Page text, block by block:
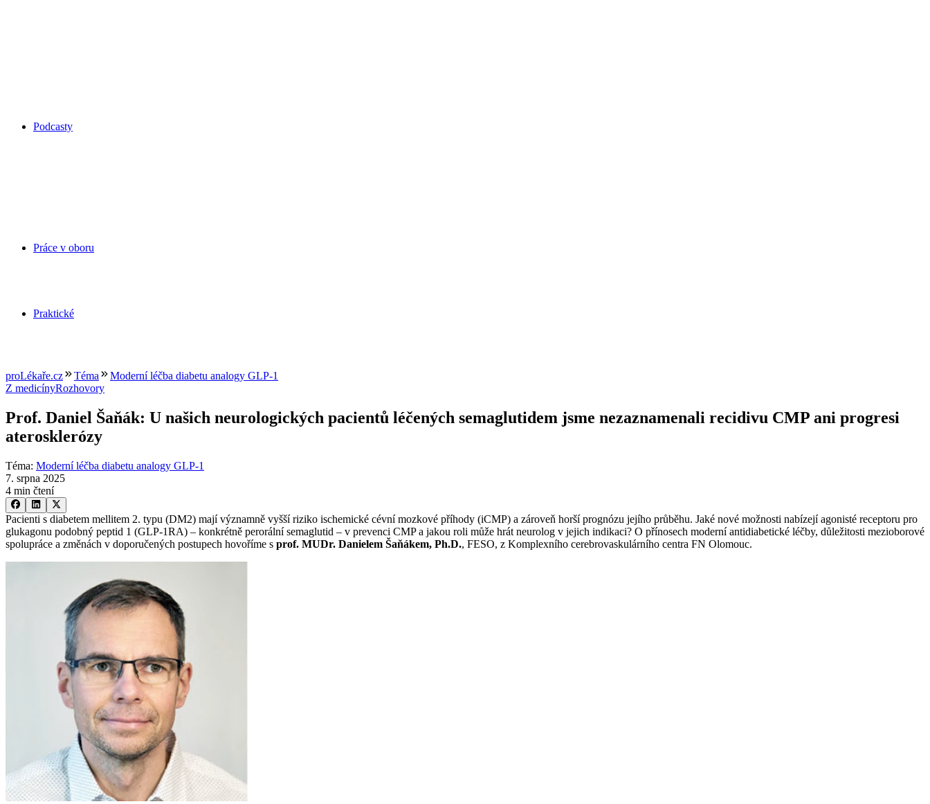
Podcasty
Práce v oboru
Praktické
proLékaře.cz Téma
Moderní léčba diabetu analogy GLP-1
Z medicínyRozhovory
Prof. Daniel Šaňák: U našich neurologických pacientů léčených semaglutidem jsme nezaznamenali recidivu CMP ani progresi
aterosklerózy
Téma: Moderní léčba diabetu analogy GLP-1
7. srpna 2025
4 min čtení
Pacienti s diabetem mellitem 2. typu (DM2) mají významně vyšší riziko ischemické cévní mozkové příhody (iCMP) a zároveň horší prognózu jejího průběhu. Jaké nové možnosti nabízejí agonisté receptoru pro
glukagonu podobný peptid 1 (GLP-1RA) –⁠ konkrétně perorální semaglutid –⁠ v prevenci CMP a jakou roli může hrát neurolog v jejich indikaci? O přínosech moderní antidiabetické léčby, důležitosti mezioborové
spolupráce a změnách v doporučených postupech hovoříme s prof. MUDr. Danielem Šaňákem, Ph.D., FESO, z Komplexního cerebrovaskulárního centra FN Olomouc.